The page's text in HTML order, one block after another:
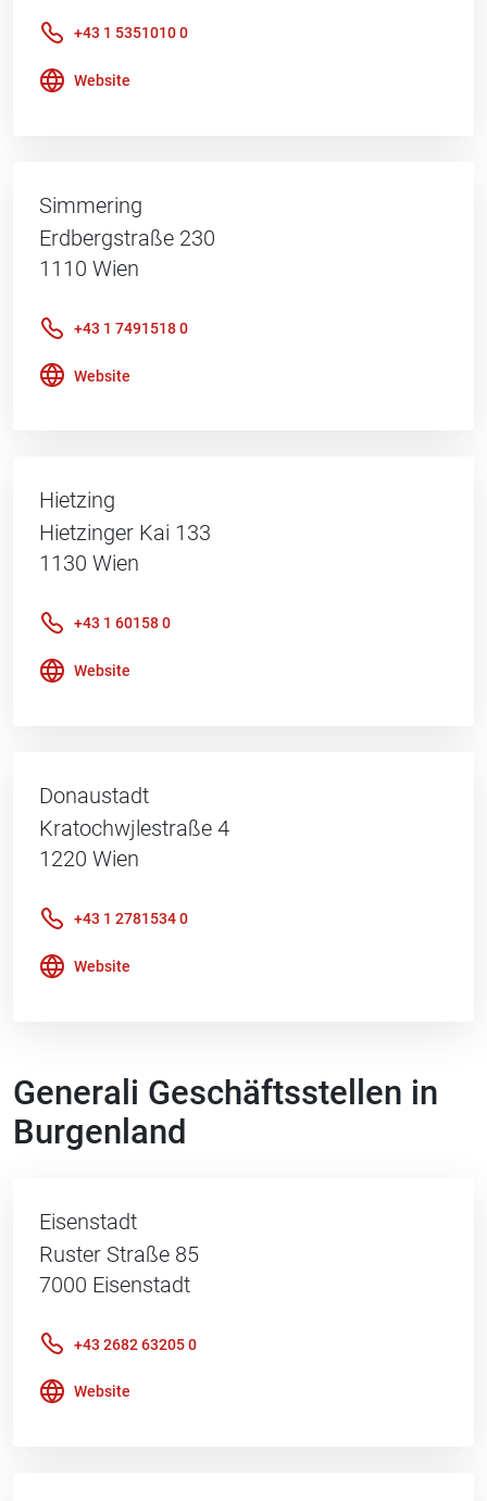
+43 1 5351010 0
Website
Simmering
Erdbergstraße 230
1110 Wien
+43 1 7491518 0
Website
Hietzing
Hietzinger Kai 133
1130 Wien
+43 1 60158 0
Website
Donaustadt
Kratochwjlestraße 4
1220 Wien
+43 1 2781534 0
Website
Generali Geschäftsstellen in
Burgenland
Eisenstadt
Ruster Straße 85
7000 Eisenstadt
+43 2682 63205 0
Website